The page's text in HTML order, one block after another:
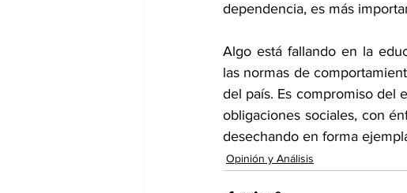
dependencia, es más
Algo está fallando en la
las normas de
del país. Es compromiso del
obligaciones sociales, con
desechando en forma
Opinión y Análisis